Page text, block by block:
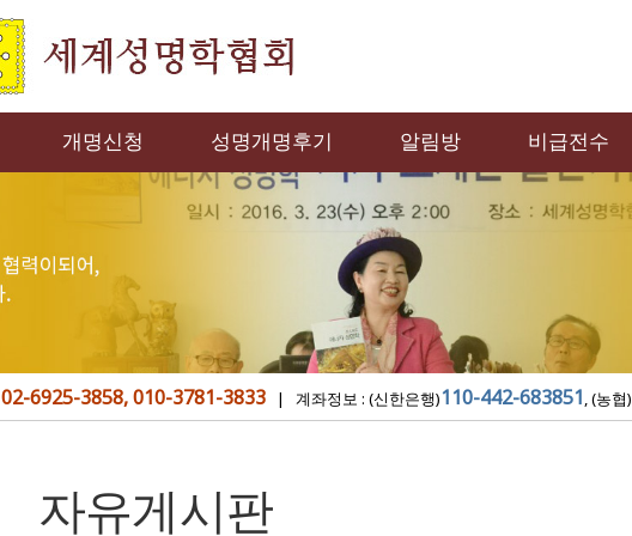
개명신청 성명개명후기 알림방 비급전수
02-6925-3858, 010-3781-3833 | 계좌정보 : (신한은행)110-442-683851, (농협)
자유게시판